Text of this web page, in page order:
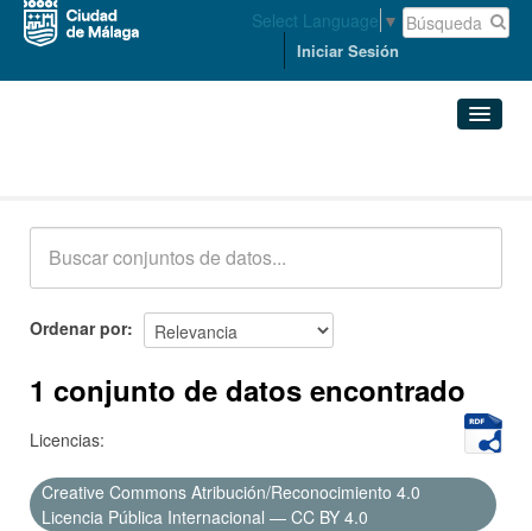
Select Language ▼
Iniciar Sesión
Acerca de
Ordenar por
1 conjunto de datos encontrado
Licencias:
Creative Commons Atribución/Reconocimiento 4.0
Licencia Pública Internacional — CC BY 4.0